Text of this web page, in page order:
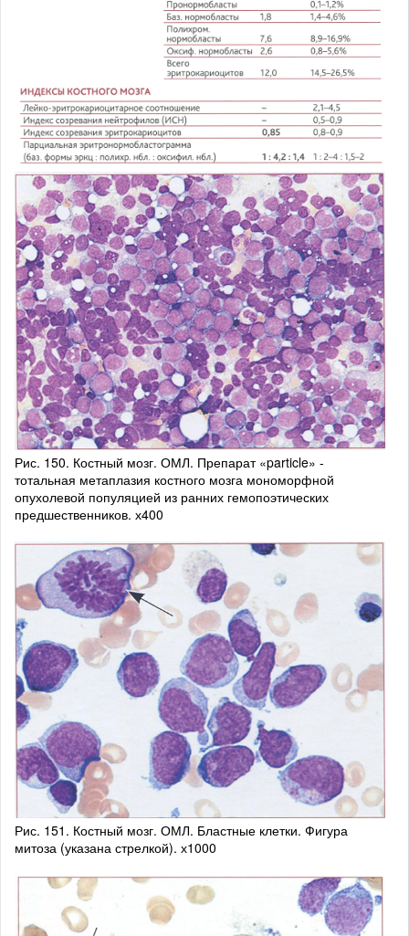
Рис. 150. Костный мозг. ОМЛ. Препарат «particle» -
тотальная метаплазия костного мозга мономорфной
опухолевой популяцией из ранних гемопоэтических
предшественников. х400
Рис. 151. Костный мозг. ОМЛ. Бластные клетки. Фигура
митоза (указана стрелкой). х1000